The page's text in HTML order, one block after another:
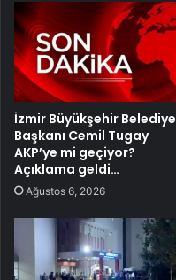
İzmir Büyükşehir Belediye
Başkanı Cemil Tugay
AKP’ye mi geçiyor?
Açıklama geldi…
Ağustos 6, 2026